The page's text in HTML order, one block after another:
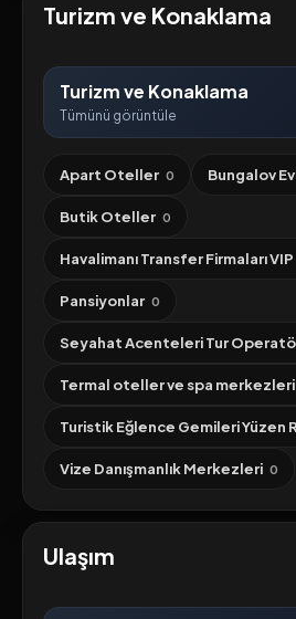
Turizm ve Konaklama
Turizm ve Konaklama
Tümünü görüntüle
Apart Oteller 0 Bungalov
Butik Oteller 0
Havalimanı Transfer Firmaları VIP
Pansiyonlar 0
Seyahat Acenteleri Tur
Termal oteller ve spa merkezleri
Turistik Eğlence Gemileri Yüzen
Vize Danışmanlık Merkezleri 0
Ulaşım